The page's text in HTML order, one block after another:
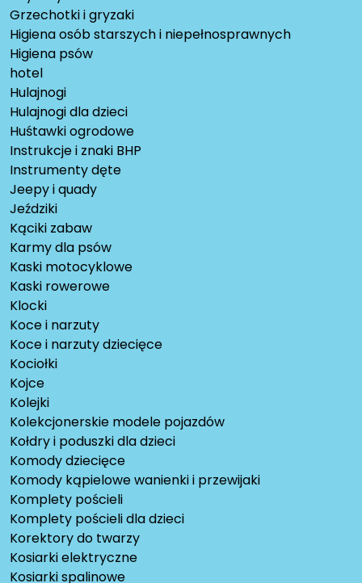
Grzechotki i gryzaki
Higiena osób starszych i niepełnosprawnych
Higiena psów
hotel
Hulajnogi
Hulajnogi dla dzieci
Huśtawki ogrodowe
Instrukcje i znaki BHP
Instrumenty dęte
Jeepy i quady
Jeździki
Kąciki zabaw
Karmy dla psów
Kaski motocyklowe
Kaski rowerowe
Klocki
Koce i narzuty
Koce i narzuty dziecięce
Kociołki
Kojce
Kolejki
Kolekcjonerskie modele pojazdów
Kołdry i poduszki dla dzieci
Komody dziecięce
Komody kąpielowe wanienki i przewijaki
Komplety pościeli
Komplety pościeli dla dzieci
Korektory do twarzy
Kosiarki elektryczne
Kosiarki spalinowe